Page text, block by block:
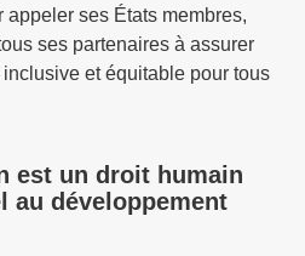
ses États membres,
ses partenaires à assurer
et équitable pour tous
est un droit humain
au développement